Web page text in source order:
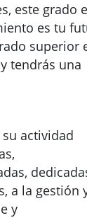
este grado
es tu
superior
tendrás una
actividad
a la gestión
y